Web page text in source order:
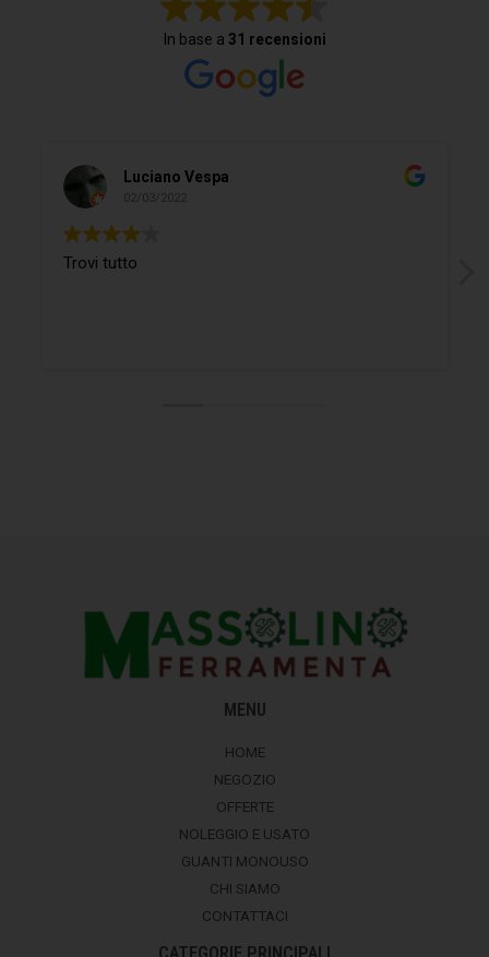
In base a 31 recensioni
Luciano Vespa
02/03/2022
Trovi tutto
MENU
HOME
NEGOZIO
OFFERTE
NOLEGGIO E USATO
GUANTI MONOUSO
CHI SIAMO
CONTATTACI